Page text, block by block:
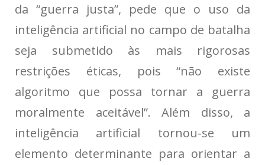
da “guerra justa”, pede que o uso da
inteligência artificial no campo de batalha
seja submetido às mais rigorosas
restrições éticas, pois “não existe
algoritmo que possa tornar a guerra
moralmente aceitável”. Além disso, a
inteligência artificial tornou-se um
elemento determinante para orientar a